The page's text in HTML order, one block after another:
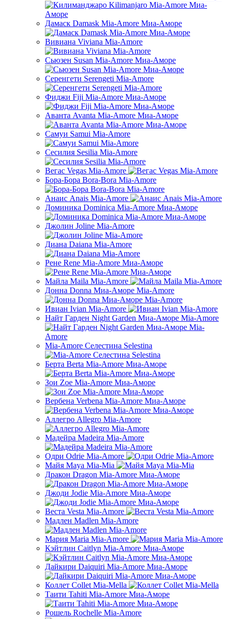
Дамаск Damask Mia-Amore Миа-Аморе
Вивиана Viviana Mia-Amore
Сьюзен Susan Mia-Amore Миа-Аморе
Серенгети Serengeti Mia-Amore
Фиджи Fiji Mia-Amore Миа-Аморе
Аванта Avanta Mia-Amore Миа-Аморе
Самуи Samui Mia-Amоrе
Сесилия Sesilia Mia-Amore
Вегас Vegas Mia-Amore
Бора-Бора Bora-Bora Mia-Amore
Анаис Anais Mia-Amore
Доминика Dominiсa Mia-Amore Миа-Аморе
Джолин Joline Mia-Amore
Диана Daiana Mia-Amore
Рене Rene Mia-Amore Миа-Аморе
Майла Maila Mia-Amore
Донна Donna Миа-Аморе Mia-Amore
Ивиан Ivian Mia-Amore
Найт Гарден Night Garden Миа-Аморе Mia-Amore
Mia-Amore Селестина Selestina
Берта Berta Mia-Amore Миа-Аморе
Зои Zoe Mia-Amore Миа-Аморе
Вербена Verbena Mia-Amore Миа-Аморе
Аллегро Allegro Mia-Amore
Мадейра Madeira Mia-Amore
Одри Odrie Mia-Amore
Майя Maya Mia-Mia
Дракон Dragon Mia-Amore Миа-Аморе
Джоди Jodie Mia-Amore Миа-Аморе
Веста Vesta Mia-Amore
Мадлен Madlen Mia-Amore
Мария Maria Mia-Amore
Кэйтлин Caitlyn Mia-Amore Миа-Аморе
Дайкири Daiquiri Mia-Amore Миа-Аморе
Коллет Collet Mia-Mella
Таити Tahiti Mia-Amore Миа-Аморе
Рошель Rochelle Mia-Amore